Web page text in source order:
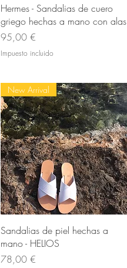
Vista rápida
Hermes - Sandalias de cuero
griego hechas a mano con alas
Precio
95,00 €
Impuesto incluido
Vista rápida
New Arrival
Sandalias de piel hechas a
mano - HELIOS
Precio
78,00 €